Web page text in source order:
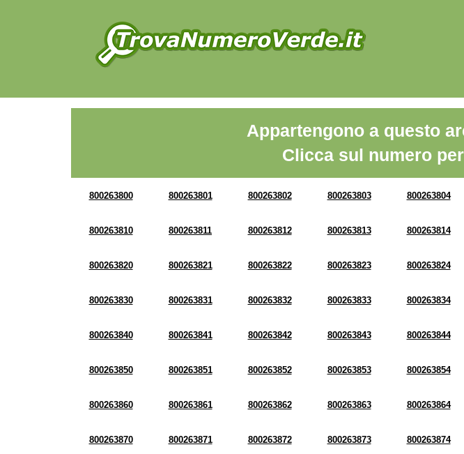
Appartengono a questo
Clicca sul numero
800263800 800263801 800263802 800263803 800263804
800263810 800263811 800263812 800263813 800263814
800263820 800263821 800263822 800263823 800263824
800263830 800263831 800263832 800263833 800263834
800263840 800263841 800263842 800263843 800263844
800263850 800263851 800263852 800263853 800263854
800263860 800263861 800263862 800263863 800263864
800263870 800263871 800263872 800263873 800263874